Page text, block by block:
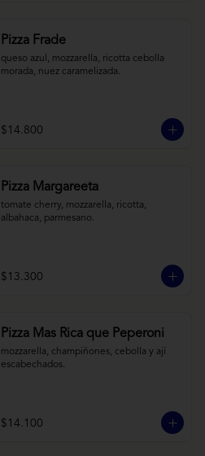
Pizza Frade
queso azul, mozzarella, ricotta cebolla
morada, nuez caramelizada.
$14.800
Pizza Margareeta
tomate cherry, mozzarella, ricotta,
albahaca, parmesano.
$13.300
Pizza Mas Rica que Peperoni
mozzarella, champiñones, cebolla y ají
escabechados.
$14.100